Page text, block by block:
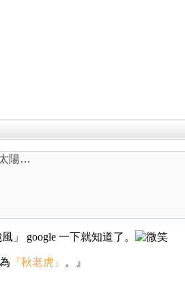
陽…
」 google 一下就知道了。
『秋老虎 』 。』